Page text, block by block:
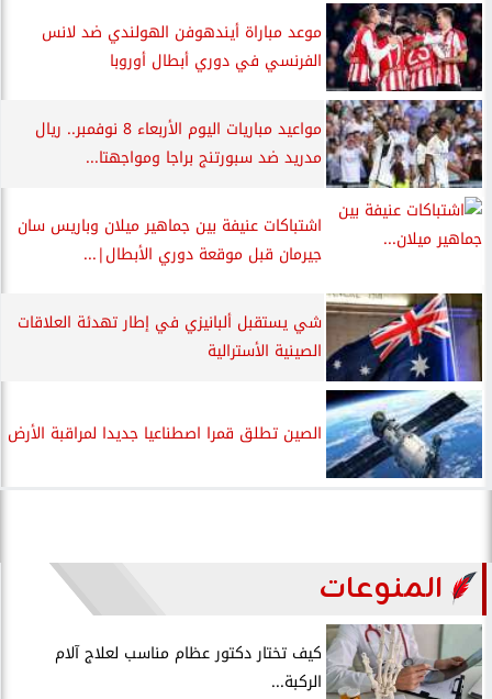
موعد مباراة أيندهوفن الهولندي ضد لانس
الفرنسي في دوري أبطال أوروبا
مواعيد مباريات اليوم الأربعاء 8 نوفمبر.. ريال
مدريد ضد سبورتنج براجا ومواجهتا...
اشتباكات عنيفة بين جماهير ميلان وباريس سان
جيرمان قبل موقعة دوري الأبطال|...
شي يستقبل ألبانيزي في إطار تهدئة العلاقات
الصينية الأسترالية
الصين تطلق قمرا اصطناعيا جديدا لمراقبة الأرض
المنوعات
كيف تختار دكتور عظام مناسب لعلاج آلام
الركبة...